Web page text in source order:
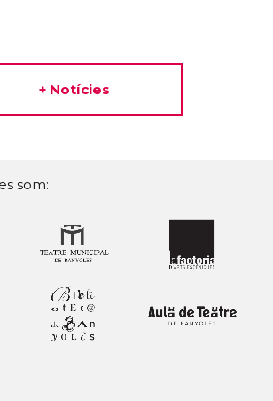
+ Notícies
som: